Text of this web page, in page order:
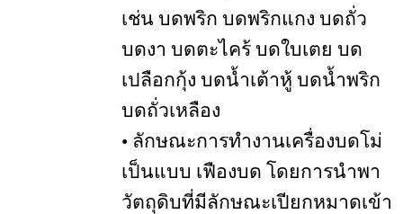
เช่น บดพริก บดพริกแกง บดถั่ว
บดงา บดตะไคร้ บดใบเตย บด
เปลือกกุ้ง บดน้ำเต้าหู้ บดน้ำพริก
บดถั่วเหลือง
• ลักษณะการทำงานเครื่องบดโม่
เป็นแบบ เฟืองบด โดยการนำพา
วัตถุดิบที่มีลักษณะเปียกหมาดเข้า